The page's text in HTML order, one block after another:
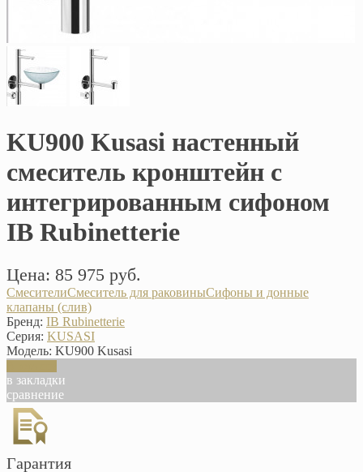
KU900 Kusasi настенный
смеситель кронштейн с
интегрированным сифоном
IB Rubinetterie
Цена: 85 975 руб.
СмесителиСмеситель для раковиныСифоны и донные
клапаны (слив)
Бренд: IB Rubinetterie
Серия: KUSASI
Модель: KU900 Kusasi
в закладки
сравнение
Гарантия